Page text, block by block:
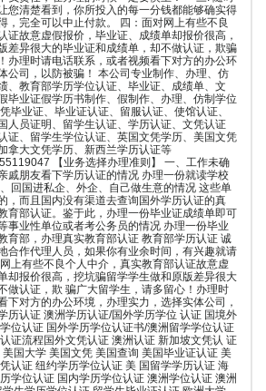
您清楚看到，你所投入的每一分钱都能够确实得
，完全可以中止付款。 四：面对网上有些不良
证故意虚假报价，毕业证、成绩单却报价很高，
差异很大的毕业证和成绩单，却不做认证，欺骗
办理时请电话联系，或者视频看下对方的办公环
公司，以防被骗！ 本公司专业制作、办理、仿
、教育部学历学位认证、毕业证、成绩单、文
毕业证假学历书制作、假制作、办理、仿制学位
毕业证、毕业证认证、留服认证、使馆认证、
人员证明、留学生认证、学历认证、文凭认证
证、留学生学位认证、英国文凭学历、美国文凭
拿大文凭学历、新西兰学历认证等
【业务选择办理准则】 一、工作未确
戚朋友看下学历认证的情况 办理一份就读学校
回国进私企、外企、自己做生意的情况 这些单
，而且国内没有渠道去查询国外学历认证的真
育部认证。鉴于此，办理一份毕业证成绩单即可
事业性单位或者考公务员的情况 办理一份毕业
育部，办理真实教育部认证 教育部学历认证 诚
合作代理人员，如果你有业余时间，有兴趣就请
上有些不良个人中介，真实教育部认证故意虚
却报价很高，挖坑骗留学学生做和原版差异很大
做认证，欺 骗广大留学生，请多留心！办理时
下对方的办公环境，办理实力，选择实体公司，
历认证 澳洲学历认证/国外学历学位 认证 国境外
位认证 国外学历学位认证书/澳洲留学学位认证
证流程国外文凭认证 澳洲认证 新加坡文凭认 证
国大学 美国文凭 美国查询 美国毕业证认证 美
认证 纽约学历学位认证 美 国留学学历认证 海
学位认证 国内学历学位认证 澳洲学位认证 澳洲